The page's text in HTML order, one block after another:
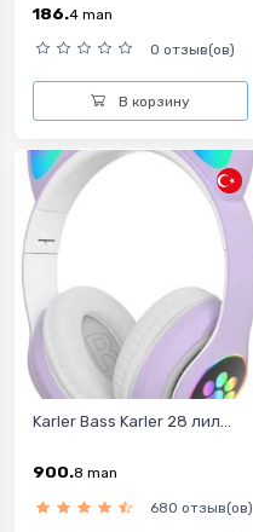
186.4 man
0 отзыв(ов)
В корзину
Karler Bass Karler 28 лил...
900.8 man
680 отзыв(ов)